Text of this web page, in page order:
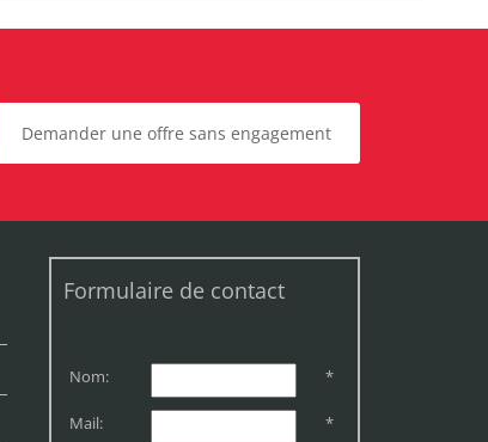
Demander une offre sans engagement
Formulaire de contact
Nom: *
Mail: *